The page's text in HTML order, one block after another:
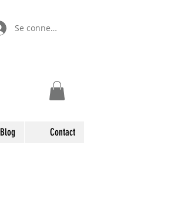
Se connecter
Blog Contact